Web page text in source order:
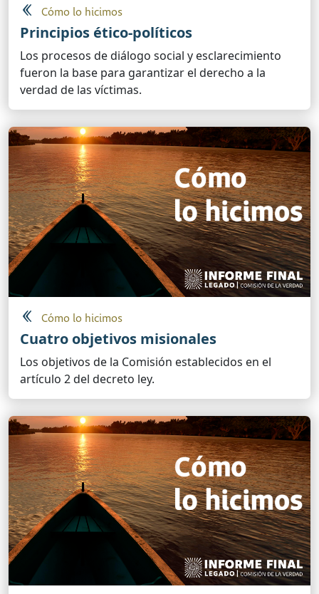
Cómo lo hicimos
Principios ético-políticos
Los procesos de diálogo social y esclarecimiento
fueron la base para garantizar el derecho a la
verdad de las víctimas.
Cómo lo hicimos
Cuatro objetivos misionales
Los objetivos de la Comisión establecidos en el
artículo 2 del decreto ley.